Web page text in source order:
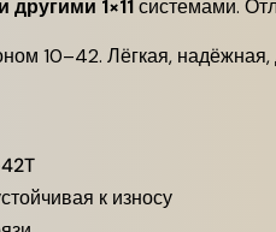
другими 1×11системами.
10–42. Лёгкая,
к износу